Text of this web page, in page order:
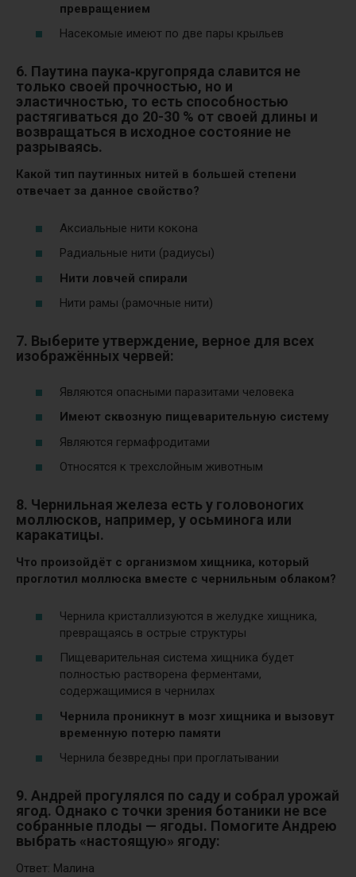
превращением
Насекомые имеют по две пары крыльев
6. Паутина паука‑кругопряда славится не
только своей прочностью, но и
эластичностью, то есть способностью
растягиваться до 20-30 % от своей длины и
возвращаться в исходное состояние не
разрываясь.
Какой тип паутинных нитей в большей степени
отвечает за данное свойство?
Аксиальные нити кокона
Радиальные нити (радиусы)
Нити ловчей спирали
Нити рамы (рамочные нити)
7. Выберите утверждение, верное для всех
изображённых червей:
Являются опасными паразитами человека
Имеют сквозную пищеварительную систему
Являются гермафродитами
Относятся к трехслойным животным
8. Чернильная железа есть у головоногих
моллюсков, например, у осьминога или
каракатицы.
Что произойдёт с организмом хищника, который
проглотил моллюска вместе с чернильным облаком?
Чернила кристаллизуются в желудке хищника,
превращаясь в острые структуры
Пищеварительная система хищника будет
полностью растворена ферментами,
содержащимися в чернилах
Чернила проникнут в мозг хищника и вызовут
временную потерю памяти
Чернила безвредны при проглатывании
9. Андрей прогулялся по саду и собрал урожай
ягод. Однако с точки зрения ботаники не все
собранные плоды — ягоды. Помогите Андрею
выбрать «настоящую» ягоду:
Ответ: Малина